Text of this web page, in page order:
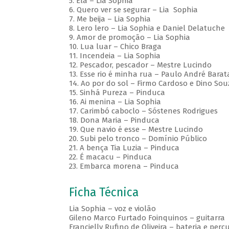
6. Quero ver se segurar – Lia Sophia
7. Me beija – Lia Sophia
8. Lero lero – Lia Sophia e Daniel Delatuche
9. Amor de promoção – Lia Sophia
10. Lua luar – Chico Braga
11. Incendeia – Lia Sophia
12. Pescador, pescador – Mestre Lucindo
13. Esse rio é minha rua – Paulo André
14. Ao por do sol – Firmo Cardoso e Dino
15. Sinhá Pureza – Pinduca
16. Ai menina – Lia Sophia
17. Carimbó caboclo – Sóstenes Rodrigues
18. Dona Maria – Pinduca
19. Que navio é esse – Mestre Lucindo
20. Subi pelo tronco – Domínio Público
21. A bença Tia Luzia – Pinduca
22. É macacu – Pinduca
23. Embarca morena – Pinduca
Ficha Técnica
Lia Sophia – voz e violão
Gileno Marco Furtado Foinquinos – guitarra